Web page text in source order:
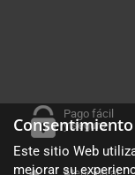
Pago fácil
y seguro
Este sitio Web
mejorar su